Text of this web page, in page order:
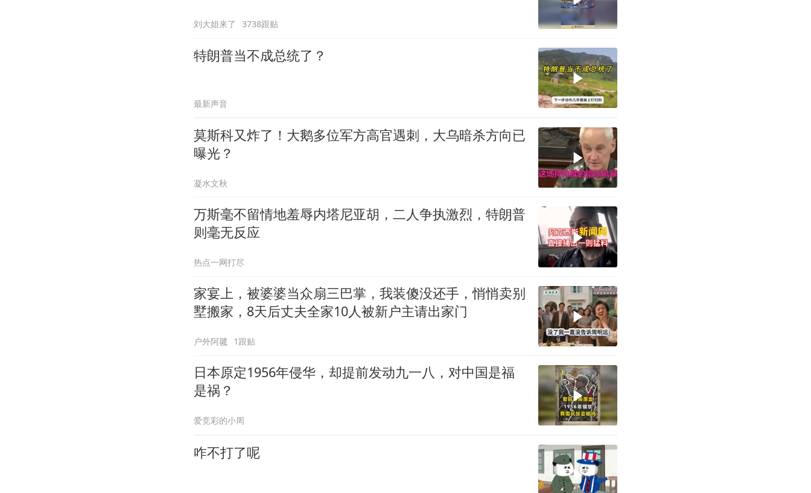
刘大姐来了 3738跟贴
特朗普当不成总统了？
最新声音
莫斯科又炸了！大鹅多位军方高官遇刺，大乌暗杀方向已
曝光？
凝水文秋
万斯毫不留情地羞辱内塔尼亚胡，二人争执激烈，特朗普
则毫无反应
热点一网打尽
家宴上，被婆婆当众扇三巴掌，我装傻没还手，悄悄卖别
墅搬家，8天后丈夫全家10人被新户主请出家门
户外阿毽 1跟贴
日本原定1956年侵华，却提前发动九一八，对中国是福
是祸？
爱竞彩的小周
咋不打了呢